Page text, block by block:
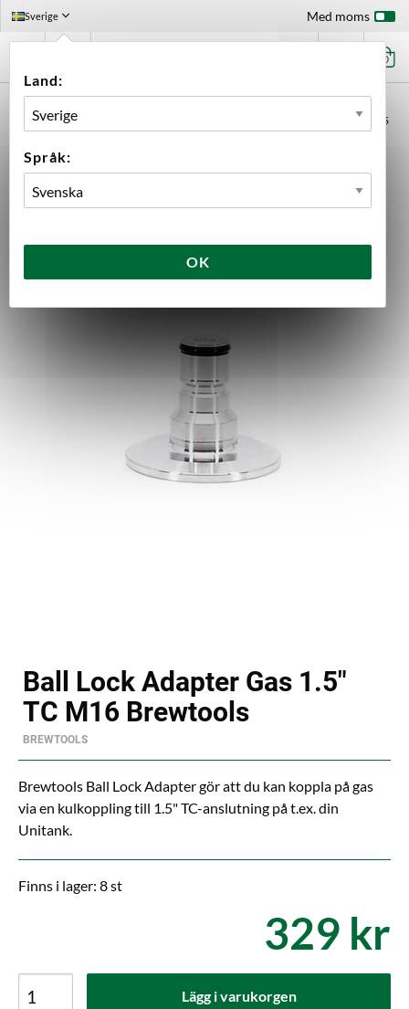
Sverige
Land:
Språk:
OK
Med moms
0
TILLBEHÖR BREWTOOLS
BALL LOCK ADAPTER GAS 1.5" TC M16 BREWTOOLS
Ball Lock Adapter Gas 1.5"
TC M16 Brewtools
BREWTOOLS
Brewtools Ball Lock Adapter gör att du kan koppla på gas
via en kulkoppling till 1.5" TC-anslutning på t.ex. din
Unitank.
Finns i lager: 8 st
329 kr
Lägg i varukorgen